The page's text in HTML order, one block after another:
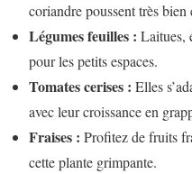
coriandre poussent très bien
Légumes feuilles : Laitues,
pour les petits espaces.
Tomates cerises : Elles
avec leur croissance en
Fraises : Profitez de fruits
cette plante grimpante.